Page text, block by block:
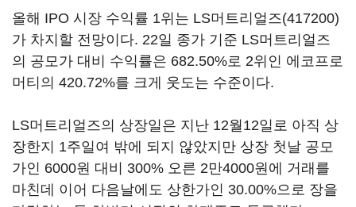
올해 IPO 시장 수익률 1위는 LS머트리얼즈(417200)
가 차지할 전망이다. 22일 종가 기준 LS머트리얼즈
의 공모가 대비 수익률은 682.50%로 2위인 에코프로
머티의 420.72%를 크게 웃도는 수준이다.
LS머트리얼즈의 상장일은 지난 12월12일로 아직 상
장한지 1주일여 밖에 되지 않았지만 상장 첫날 공모
가인 6000원 대비 300% 오른 2만4000원에 거래를
마친데 이어 다음날에도 상한가인 30.00%으로 장을